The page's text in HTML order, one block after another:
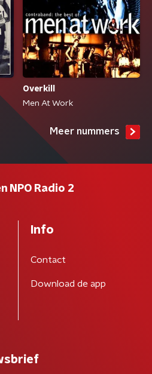
Overkill
Men At Work
Meer nummers
NPO Radio 2
Info
Contact
Download de app